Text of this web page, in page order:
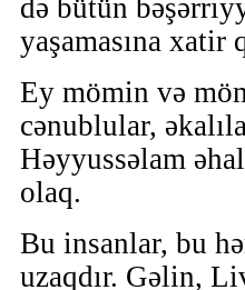
də bütün
yaşamasına xatir
Ey mömin və
cənublular,
Həyyussəlam
olaq.
Bu insanlar, bu
uzaqdır. Gəlin,